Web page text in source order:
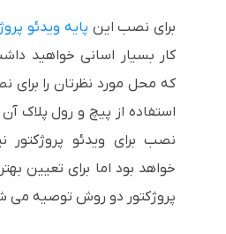
برای نصب این پایه ویدئو
کار بسیار اسانی خواهید
که محل مورد نظرتان را برای
استفاده از پیچ و رول پلاک
نصب برای ویدئو پروژکتور
خواهد بود اما برای تعیین
پروژکتور دو روش توصیه می